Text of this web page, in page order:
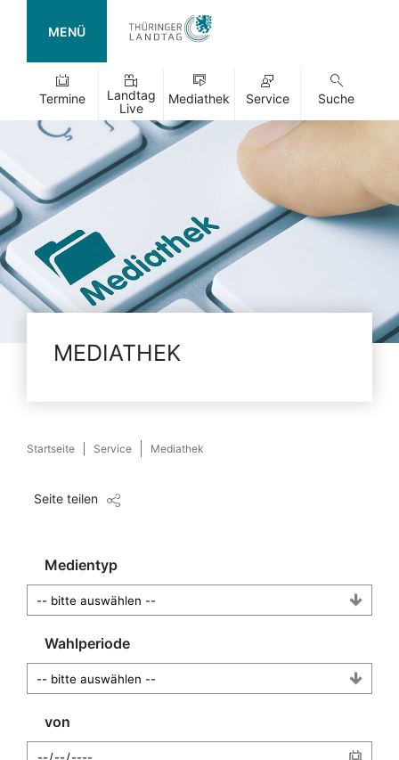
MENÜ
Termine
Landtag
Live
Mediathek Service Suche
MEDIATHEK
Startseite Service Mediathek
Seite teilen
Medientyp
Wahlperiode
von